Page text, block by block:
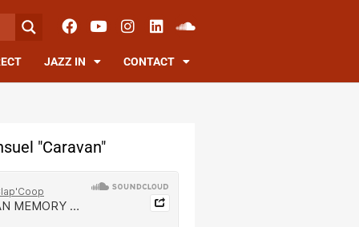
JAZZ IN CONTACT
"Caravan"